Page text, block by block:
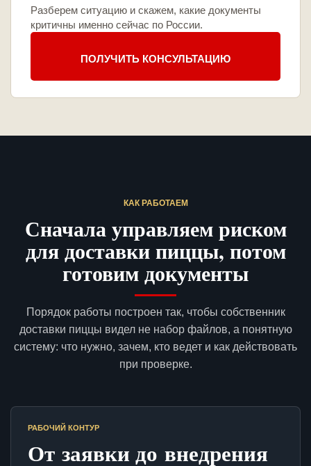
Разберем ситуацию и скажем, какие документы
критичны именно сейчас по России.
ПОЛУЧИТЬ КОНСУЛЬТАЦИЮ
КАК РАБОТАЕМ
Сначала управляем риском
для доставки пиццы, потом
готовим документы
Порядок работы построен так, чтобы собственник
доставки пиццы видел не набор файлов, а понятную
систему: что нужно, зачем, кто ведет и как действовать
при проверке.
РАБОЧИЙ КОНТУР
От заявки до внедрения